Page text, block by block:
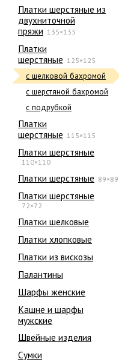
Платки шерстяные из
двухниточной
пряжи 135×135
Платки
шерстяные 125×125
с шелковой бахромой
с шерстяной бахромой
с подрубкой
Платки
шерстяные 115×115
Платки шерстяные
110×110
Платки шерстяные 89×89
Платки шерстяные
72×72
Платки шелковые
Платки хлопковые
Платки из вискозы
Палантины
Шарфы женские
Кашне и шарфы
мужские
Швейные изделия
Сумки